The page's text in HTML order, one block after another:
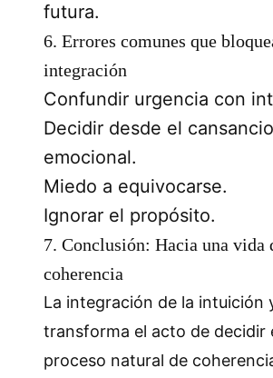
futura.
6. Errores comunes que
integración
Confundir urgencia con
Decidir desde el cansancio
emocional.
Miedo a equivocarse.
Ignorar el propósito.
7. Conclusión: Hacia una vida
coherencia
La integración de la intuición
transforma el acto de decidir
proceso natural de